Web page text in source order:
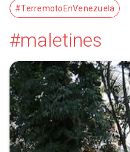
#TerremotoEnVenezuela
#maletines